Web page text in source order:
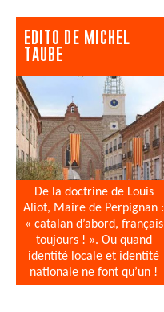
EDITO DE MICHEL
TAUBE
De la doctrine de Louis
Aliot, Maire de Perpignan :
« catalan d’abord, français
toujours ! ». Ou quand
identité locale et identité
nationale ne font qu’un !